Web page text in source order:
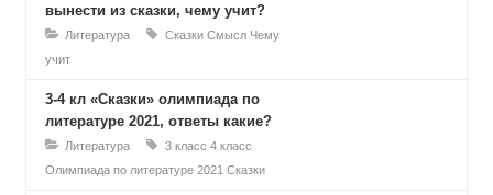
вынести из сказки, чему учит?
Литература Сказки Смысл Чему
учит
3-4 кл «Сказки» олимпиада по
литературе 2021, ответы какие?
Литература 3 класс 4 класс
Олимпиада по литературе 2021 Сказки